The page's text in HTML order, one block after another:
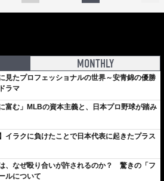
MONTHLY
見たプロフェッショナルの世界～安青錦の優勝
ラマ
富む」MLBの資本主義と、日本プロ野球が踏み
イラクに負けたことで日本代表に起きたプラス
、なぜ殴り合いが許されるのか？ 驚きの「フ
ルについて